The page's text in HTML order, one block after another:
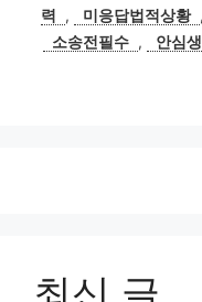
력
, 미응답법적상황 ,
소송전필수 , 안심
최신 글